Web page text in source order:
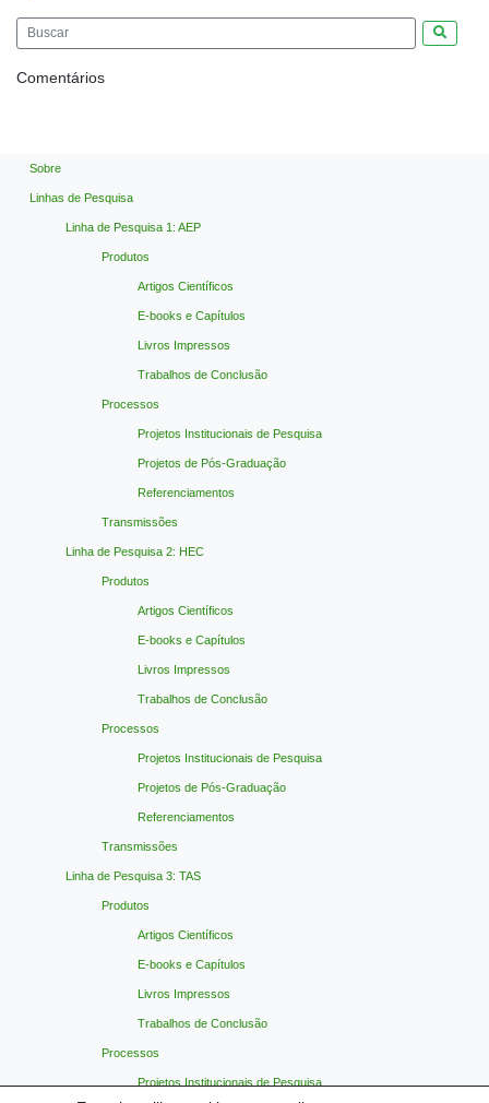
Comentários
Sobre
Linhas de Pesquisa
Linha de Pesquisa 1: AEP
Produtos
Artigos Científicos
E-books e Capítulos
Livros Impressos
Trabalhos de Conclusão
Processos
Projetos Institucionais de Pesquisa
Projetos de Pós-Graduação
Referenciamentos
Transmissões
Linha de Pesquisa 2: HEC
Produtos
Artigos Científicos
E-books e Capítulos
Livros Impressos
Trabalhos de Conclusão
Processos
Projetos Institucionais de Pesquisa
Projetos de Pós-Graduação
Referenciamentos
Transmissões
Linha de Pesquisa 3: TAS
Produtos
Artigos Científicos
E-books e Capítulos
Livros Impressos
Trabalhos de Conclusão
Processos
Projetos Institucionais de Pesquisa